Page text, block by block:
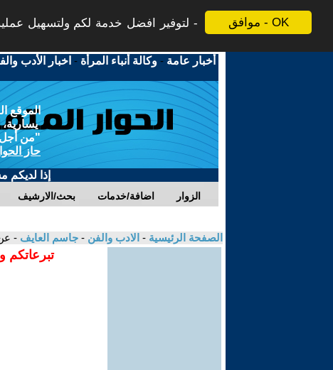
موافق - OK
لتوفير افضل خدمة لكم ولتسهيل
أخبار عامة -وكالة أنباء المرأة - اخبار الأدب
الموقع
يسارية،
"من أجل
حاز
إذا لديكم
بحث/الارشيف اضافة/خدمات الزوار
الصفحة الرئيسية - الادب والفن - جاسم العايف -
تبرعاتكم